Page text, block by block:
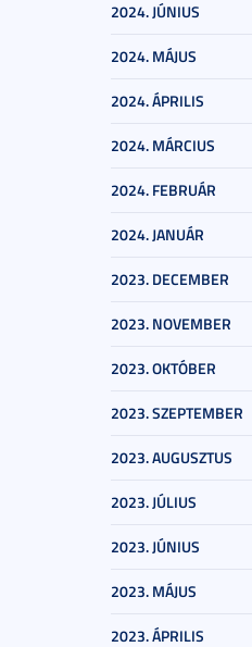
2024. JÚNIUS
2024. MÁJUS
2024. ÁPRILIS
2024. MÁRCIUS
2024. FEBRUÁR
2024. JANUÁR
2023. DECEMBER
2023. NOVEMBER
2023. OKTÓBER
2023. SZEPTEMBER
2023. AUGUSZTUS
2023. JÚLIUS
2023. JÚNIUS
2023. MÁJUS
2023. ÁPRILIS